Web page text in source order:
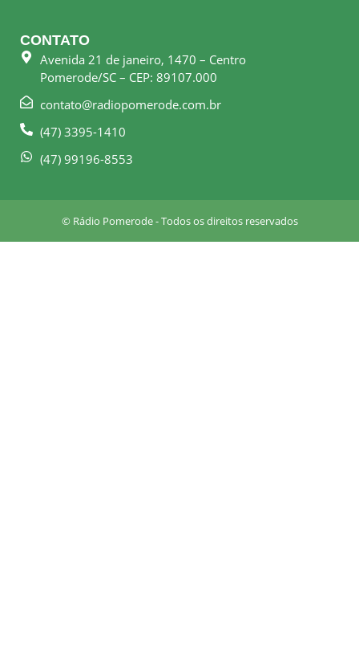
e
b
o
k
s
q
a
t
a
g
r
a
m
CONTATO
Avenida 21 de janeiro, 1470 – Centro
Pomerode/SC – CEP: 89107.000
contato@radiopomerode.com.br
(47) 3395-1410
(47) 99196-8553
© Rádio Pomerode - Todos os direitos reservados